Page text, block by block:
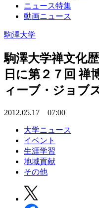
ニュース特集
動画ニュース
駒澤大学
駒澤大学禅文化
日に第２７回 禅
ィーブ・ジョブ
2012.05.17 07:00
大学ニュース
イベント
生涯学習
地域貢献
その他